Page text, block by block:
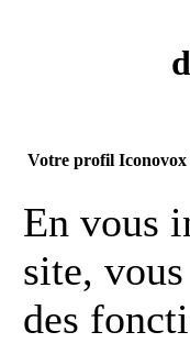
Votre profil Iconovox
En vous
site,
des